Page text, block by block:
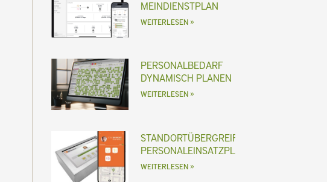
MEINDIENSTPLAN
WEITERLESEN »
PERSONALBEDARF
DYNAMISCH PLANEN
WEITERLESEN »
STANDORTÜBERGREIFENDE
PERSONALEINSATZPLANUNG
WEITERLESEN »